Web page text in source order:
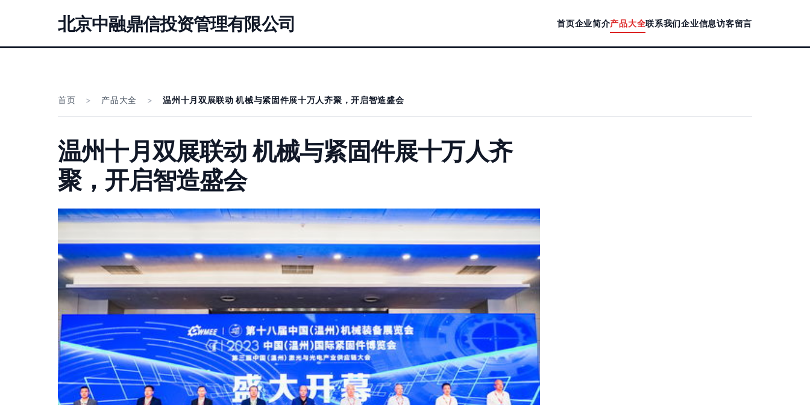
北京中融鼎信投资管理有限公司 首页企业简介产品大全联系我们企业信息访客留言
首页 > 产品大全 > 温州十月双展联动 机械与紧固件展十万人齐聚，开启智造盛会
温州十月双展联动 机械与紧固件展十万人齐
聚，开启智造盛会